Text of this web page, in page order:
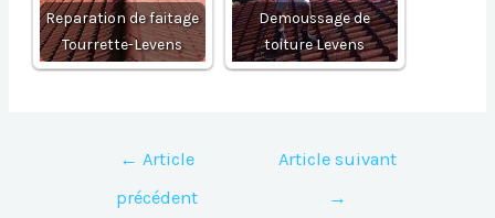
Reparation de faitage
Tourrette-Levens
Demoussage de
toiture Levens
Navigation
l’article
← Article
précédent
Article suivant
→